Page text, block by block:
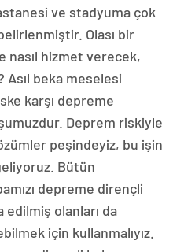
ve stadyuma çok
Olası bir
nasıl hizmet verecek,
Asıl beka meselesi
karşı depreme
Deprem riskiyle
peşindeyiz, bu işin
Bütün
depreme dirençli
olanları da
için kullanmalıyız.